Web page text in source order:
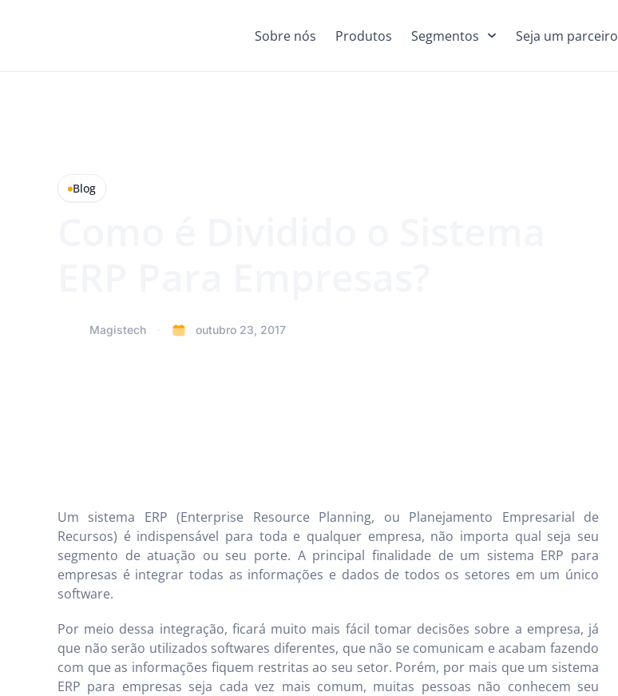
Sobre nós Produtos Segmentos Seja um parceiro
Blog
Magistech outubro 23, 2017
Um sistema ERP (Enterprise Resource Planning, ou Planejamento Empresarial de
Recursos) é indispensável para toda e qualquer empresa, não importa qual seja seu
segmento de atuação ou seu porte. A principal finalidade de um sistema ERP para
empresas é integrar todas as informações e dados de todos os setores em um único
software.
Por meio dessa integração, ficará muito mais fácil tomar decisões sobre a empresa, já
que não serão utilizados softwares diferentes, que não se comunicam e acabam fazendo
com que as informações fiquem restritas ao seu setor. Porém, por mais que um sistema
ERP para empresas seja cada vez mais comum, muitas pessoas não conhecem seu